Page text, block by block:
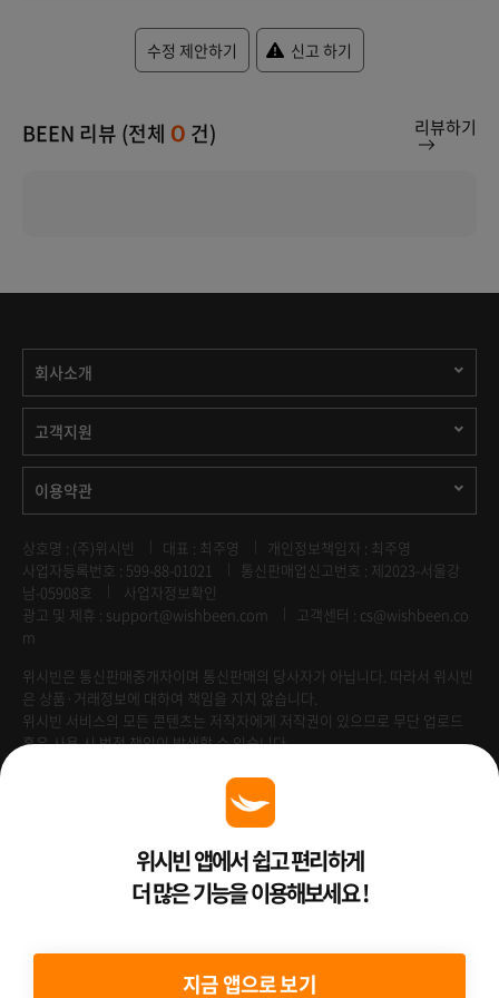
수정 제안하기 신고 하기
BEEN 리뷰 (전체 0 건) 리뷰하기
회사소개
고객지원
이용약관
상호명 : (주)위시빈 대표 : 최주영
개인정보책임자 : 최주영
사업자등록번호 : 599-88-01021
통신판매업신고번호 : 제2023-서울강
남-05908호
사업자정보확인
광고 및 제휴 : support@wishbeen.com
고객센터 : cs@wishbeen.co
m
위시빈은 통신판매중개자이며 통신판매의 당사자가 아닙니다. 따라서 위시빈
은 상품·거래정보에 대하여 책임을 지지 않습니다.
위시빈 서비스의 모든 콘텐츠는 저작자에게 저작권이 있으므로 무단 업로드
혹은 사용 시 법적 책임이 발생할 수 있습니다.
Venture Enterprise위시빈 앱에서 쉽고 편리하게
더 많은 기능을 이용해보세요 !
지금 앱으로 보기